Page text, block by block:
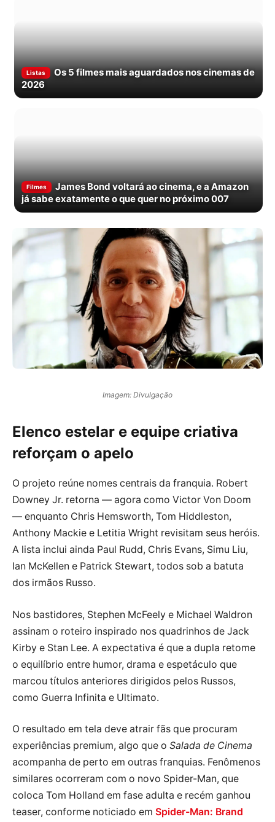
Listas
Os 5 filmes mais aguardados nos cinemas de
2026
Filmes
James Bond voltará ao cinema, e a Amazon
já sabe exatamente o que quer no próximo 007
Imagem: Divulgação
Elenco estelar e equipe criativa
reforçam o apelo
O projeto reúne nomes centrais da franquia. Robert
Downey Jr. retorna — agora como Victor Von Doom
— enquanto Chris Hemsworth, Tom Hiddleston,
Anthony Mackie e Letitia Wright revisitam seus heróis.
A lista inclui ainda Paul Rudd, Chris Evans, Simu Liu,
Ian McKellen e Patrick Stewart, todos sob a batuta
dos irmãos Russo.
Nos bastidores, Stephen McFeely e Michael Waldron
assinam o roteiro inspirado nos quadrinhos de Jack
Kirby e Stan Lee. A expectativa é que a dupla retome
o equilíbrio entre humor, drama e espetáculo que
marcou títulos anteriores dirigidos pelos Russos,
como Guerra Infinita e Ultimato.
O resultado em tela deve atrair fãs que procuram
experiências premium, algo que o Salada de Cinema
acompanha de perto em outras franquias. Fenômenos
similares ocorreram com o novo Spider-Man, que
coloca Tom Holland em fase adulta e recém ganhou
teaser, conforme noticiado em Spider-Man: Brand